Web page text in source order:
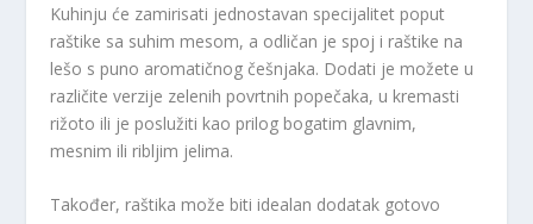
Kuhinju će zamirisati jednostavan specijalitet poput
raštike sa suhim mesom, a odličan je spoj i raštike na
lešo s puno aromatičnog češnjaka. Dodati je možete u
različite verzije zelenih povrtnih popečaka, u kremasti
rižoto ili je poslužiti kao prilog bogatim glavnim,
mesnim ili ribljim jelima.
Također, raštika može biti idealan dodatak gotovo